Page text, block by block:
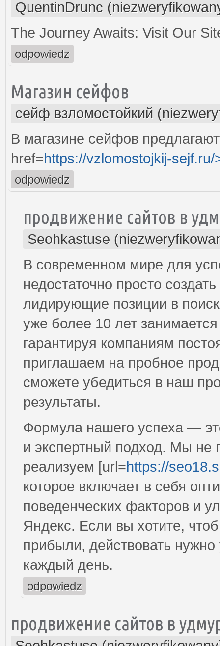
QuentinDrunc
The Journey Awaits: Visit Our
odpowiedz
Магазин сейфов
сейф взломостойкий
В магазине сейфов
href=https://vzlomostojkij-sejf.ru/
odpowiedz
продвижение сайтов в
Seohkastuse
В современном мире для
недостаточно просто
лидирующие позиции в
уже более 10 лет
гарантируя компаниям
приглашаем на пробное
сможете убедиться в наш
результаты.
Формула нашего успеха —
и экспертный подход. Мы не
реализуем [url=https://
которое включает в себя
поведенческих факторов и
Яндекс. Если вы хотите,
прибыли, действовать
каждый день.
odpowiedz
продвижение сайтов в